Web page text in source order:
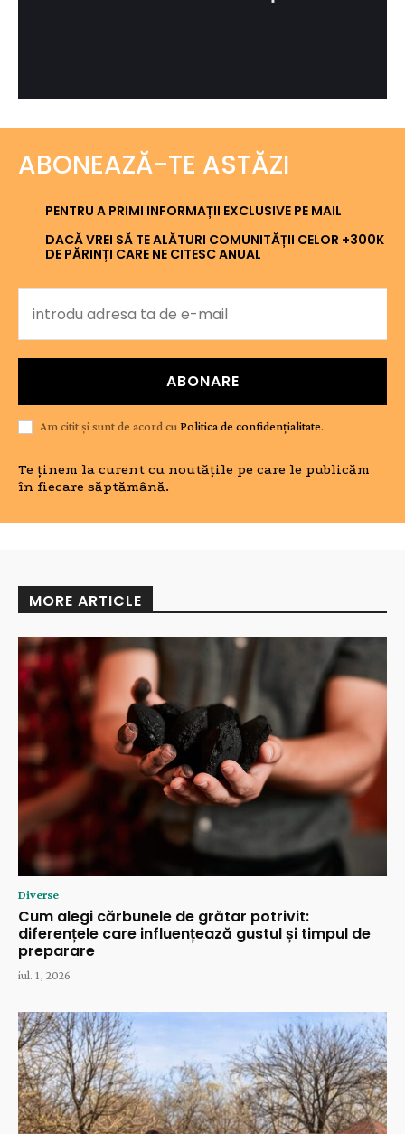
ABONEAZĂ-TE ASTĂZI
PENTRU A PRIMI INFORMAȚII EXCLUSIVE PE MAIL
DACĂ VREI SĂ TE ALĂTURI COMUNITĂȚII CELOR +300K
DE PĂRINȚI CARE NE CITESC ANUAL
ABONARE
Am citit și sunt de acord cu Politica de confidențialitate.
Te ținem la curent cu noutățile pe care le publicăm
în fiecare săptămână.
MORE ARTICLE
Diverse
Cum alegi cărbunele de grătar potrivit:
diferențele care influențează gustul și timpul de
preparare
iul. 1, 2026